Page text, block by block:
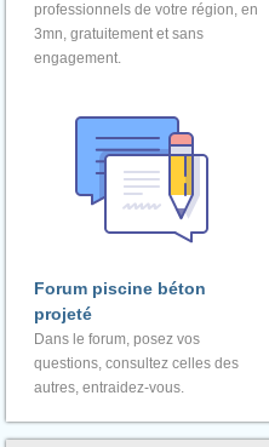
professionnels de votre région, en
3mn, gratuitement et sans
engagement.
Forum piscine béton
projeté
Dans le forum, posez vos
questions, consultez celles des
autres, entraidez-vous.